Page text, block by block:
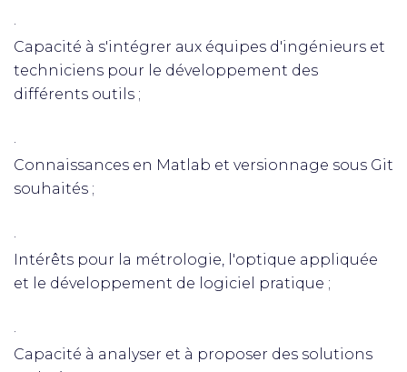
·
Capacité à s'intégrer aux équipes d'ingénieurs et
techniciens pour le développement des
différents outils ;
·
Connaissances en Matlab et versionnage sous Git
souhaités ;
·
Intérêts pour la métrologie, l'optique appliquée
et le développement de logiciel pratique ;
·
Capacité à analyser et à proposer des solutions